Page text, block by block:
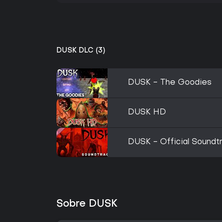
DUSK DLC (3)
DUSK - The Goodies
DUSK HD
DUSK - Official
Sobre DUSK